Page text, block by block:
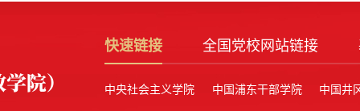
快速链接 全国党校网站链接
中央社会主义学院 中国浦东干部学院 中国井